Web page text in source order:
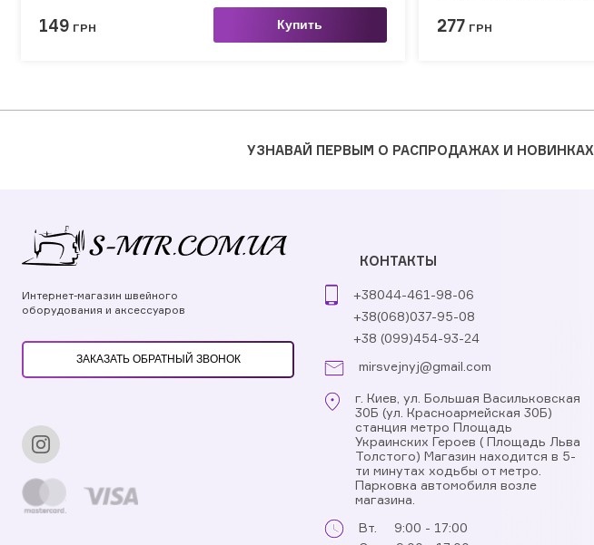
149 ГРН Купить 277 ГРН
УЗНАВАЙ ПЕРВЫМ О РАСПРОДАЖАХ И НОВИНКАХ
Интернет-магазин швейного
оборудования и аксессуаров
ЗАКАЗАТЬ ОБРАТНЫЙ ЗВОНОК
КОНТАКТЫ
+38044-461-98-06
+38(068)037-95-08
+38 (099)454-93-24
mirsvejnyj@gmail.com
г. Киев, ул. Большая Васильковская
30Б (ул. Красноармейская 30Б)
станция метро Площадь
Украинских Героев ( Площадь Льва
Толстого) Магазин находится в 5-
ти минутах ходьбы от метро.
Парковка автомобиля возле
магазина.
Вт.
9:00 - 17:00